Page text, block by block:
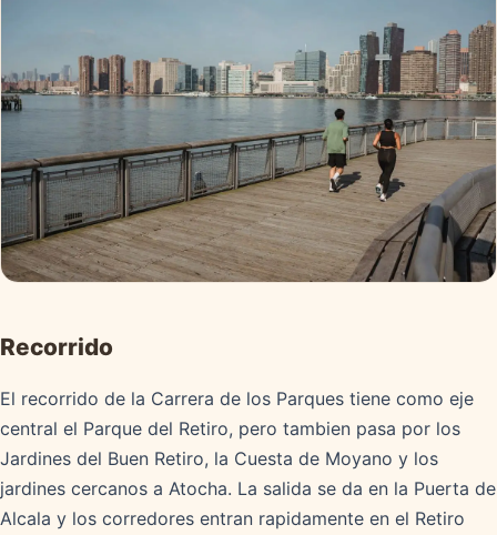
Recorrido
El recorrido de la Carrera de los Parques tiene como eje
central el Parque del Retiro, pero tambien pasa por los
Jardines del Buen Retiro, la Cuesta de Moyano y los
jardines cercanos a Atocha. La salida se da en la Puerta de
Alcala y los corredores entran rapidamente en el Retiro